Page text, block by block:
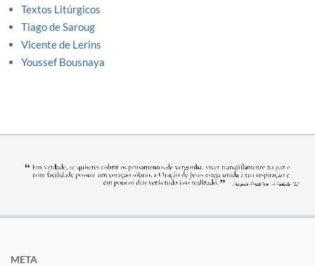
Textos Litúrgicos
Tiago de Saroug
Vicente de Lerins
Youssef Bousnaya
META